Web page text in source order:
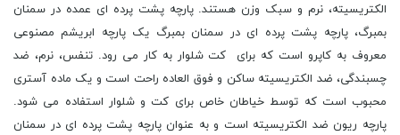
الکتریسیته، نرم و سبک وزن هستند. پارچه پشت پرده ای عمده در سمنان
بمبرگ، پارچه پشت پرده ای در سمنان بمبرگ یک پارچه ابریشم مصنوعی
معروف به کاپرو است که برای کت شلوار به کار می رود. تنفس، نرم، ضد
چسبندگی، ضد الکتریسیته ساکن و فوق العاده راحت است و یک ماده آستری
محبوب است که توسط خیاطان خاص برای کت و شلوار استفاده می شود.
پارچه ریون ضد الکتریسیته است و به عنوان پارچه پشت پرده ای در سمنان